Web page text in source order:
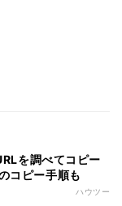
を調べてコピー
コピー手順も
ハウツー